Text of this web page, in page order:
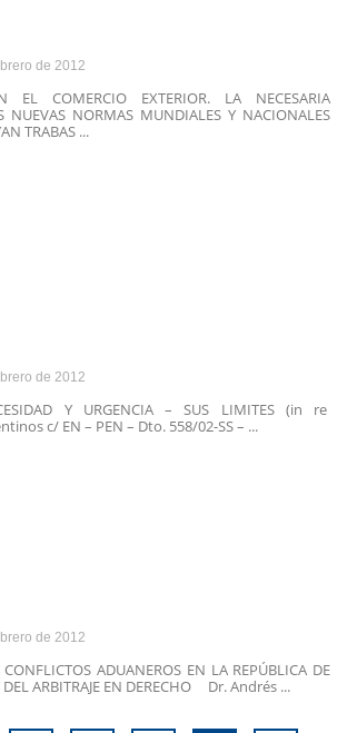
de 2012
EL COMERCIO EXTERIOR. LA NECESARIA
NUEVAS NORMAS MUNDIALES Y NACIONALES
TRABAS ...
de 2012
Y URGENCIA – SUS LIMITES (in re
c/ EN – PEN – Dto. 558/02-SS – ...
de 2012
ADUANEROS EN LA REPÚBLICA DE
DEL ARBITRAJE EN DERECHO Dr. Andrés ...